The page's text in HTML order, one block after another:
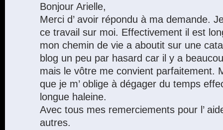
Bonjour Arielle,
Merci d’ avoir répondu à ma demande.
ce travail sur moi. Effectivement il est
mon chemin de vie a aboutit sur une
blog un peu par hasard car il y a
mais le vôtre me convient parfaitement.
que je m’ oblige à dégager du temps
longue haleine.
Avec tous mes remerciements pour l’
autres.